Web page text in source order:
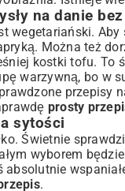
na danie
wegetariański. Aby
Można też
kostki tofu. To
warzywną, bo w
przepisy
prosty
sytości
Świetnie
wyborem
.